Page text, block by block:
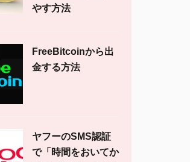
やす方法
FreeBitcoinから出
金する方法
ヤフーのSMS認証
で「時間をおいてか